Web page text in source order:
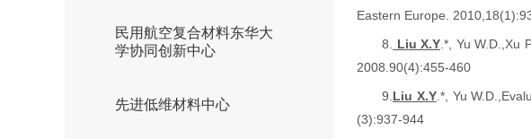
民用航空复合材料东华大
学协同创新中心
先进低维材料中心
Eastern Europe.
8.
Liu X.Y .*, Yu W.D.,Xu
2008.90(4):455-460
9. Liu X.Y.*, Yu
(3):937-944